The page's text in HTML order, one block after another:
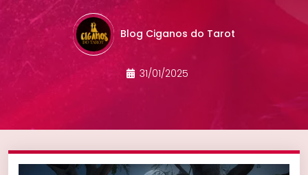
Blog Ciganos do Tarot
31/01/2025